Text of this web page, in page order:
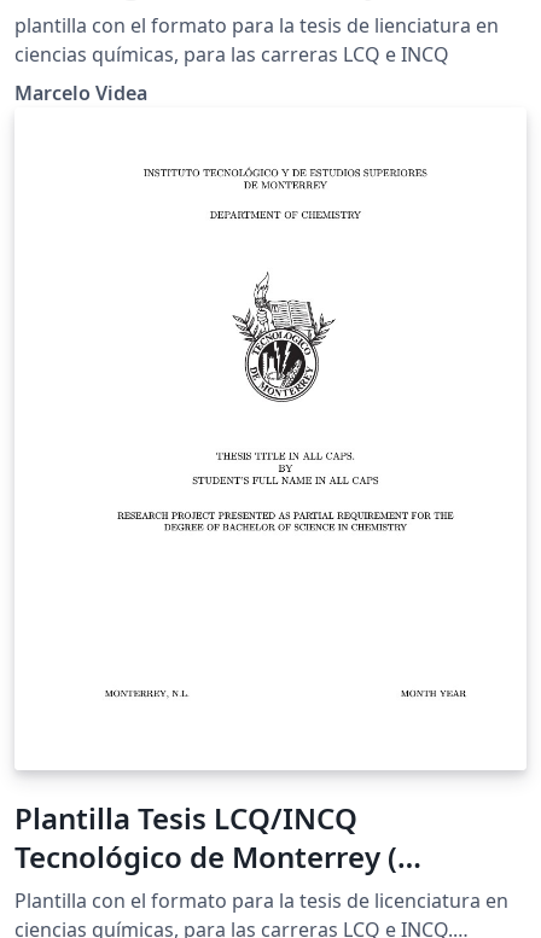
plantilla con el formato para la tesis de lienciatura en
ciencias químicas, para las carreras LCQ e INCQ
Marcelo Videa
Plantilla Tesis LCQ/INCQ
Tecnológico de Monterrey (
XeLaTeX, Inglés)
Plantilla con el formato para la tesis de licenciatura en
ciencias químicas, para las carreras LCQ e INCQ.